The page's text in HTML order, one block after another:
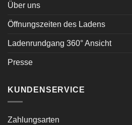
Über uns
Öffnungszeiten des Ladens
Ladenrundgang 360° Ansicht
Presse
KUNDENSERVICE
Zahlungsarten